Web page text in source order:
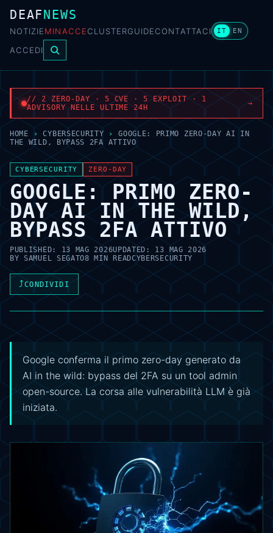
DEAFNEWS
NOTIZIEMINACCECLUSTERGUIDECONTATTACI IT EN
ACCEDI
// 2 ZERO-DAY · 5 CVE · 5 EXPLOIT · 1
ADVISORY NELLE ULTIME 24H
→
HOME › CYBERSECURITY ›
GOOGLE: PRIMO ZERO-DAY AI IN
THE WILD, BYPASS 2FA ATTIVO
CYBERSECURITY ZERO-DAY
GOOGLE: PRIMO ZERO-
DAY AI IN THE WILD,
BYPASS 2FA ATTIVO
PUBLISHED: 13 MAG 2026UPDATED: 13 MAG 2026
BY SAMUEL SEGATO8 MIN READCYBERSECURITY
⤴CONDIVIDI
Google conferma il primo zero-day generato da
AI in the wild: bypass del 2FA su un tool admin
open-source. La corsa alle vulnerabilità LLM è già
iniziata.